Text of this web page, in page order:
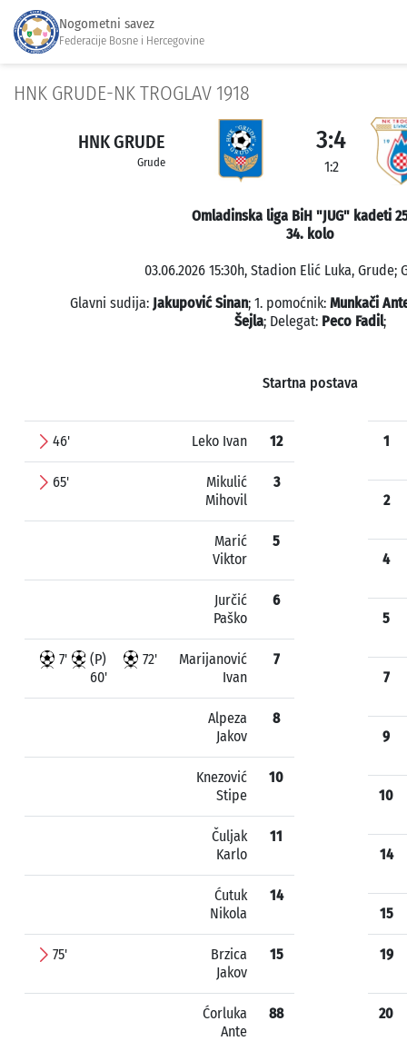
Nogometni savez
Federacije Bosne i Hercegovine
HNK GRUDE-NK TROGLAV 1918
HNK GRUDE
Grude
3:4
1:2
Omladinska liga BiH "JUG" kadeti
34. kolo
03.06.2026 15:30h, Stadion Elić Luka, Grude;
Glavni sudija: Jakupović Sinan; 1. pomoćnik: Munkači
Šejla; Delegat: Peco Fadil;
Startna postava
46' Leko Ivan 12
65'
Mikulić
Mihovil
3
Marić
Viktor
5
Jurčić
Paško
6
7'
(P)
60'
72'
Marijanović
Ivan
7
Alpeza
Jakov
8
Knezović
Stipe
10
Čuljak
Karlo
11
Ćutuk
Nikola
14
75'
Brzica
Jakov
15
Ćorluka
Ante
88
1
2
4
5
7
9
10
14
15
19
20